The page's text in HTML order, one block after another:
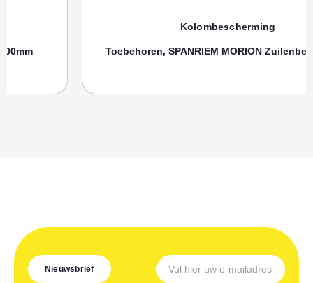
Kolombescherming
Toebehoren, SPANRIEM MORION Zuilenbeschermer
Nieuwsbrief